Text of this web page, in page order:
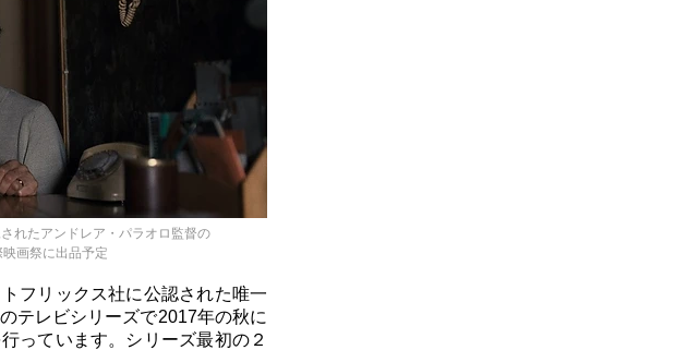
れたアンドレア・パラオロ監督の
画祭に出品予定
フリックス社に公認された唯一
テレビシリーズで2017年の秋に
っています。シリーズ最初の２